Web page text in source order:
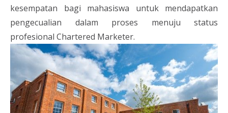
kesempatan bagi mahasiswa untuk mendapatkan
pengecualian dalam proses menuju status
profesional Chartered Marketer.